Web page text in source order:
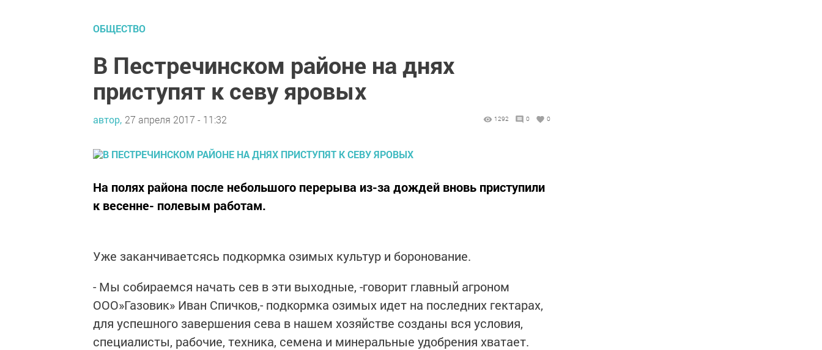
ОБЩЕСТВО
В Пестречинском районе на днях
приступят к севу яровых
автор, 27 апреля 2017 - 11:32 1292 0 0
На полях района после небольшого перерыва из-за дождей вновь приступили
к весенне- полевым работам.
Уже заканчиваетсясь подкормка озимых культур и боронование.
- Мы собираемся начать сев в эти выходные, -говорит главный агроном
ООО»Газовик» Иван Спичков,- подкормка озимых идет на последних гектарах,
для успешного завершения сева в нашем хозяйстве созданы вся условия,
специалисты, рабочие, техника, семена и минеральные удобрения хватает.